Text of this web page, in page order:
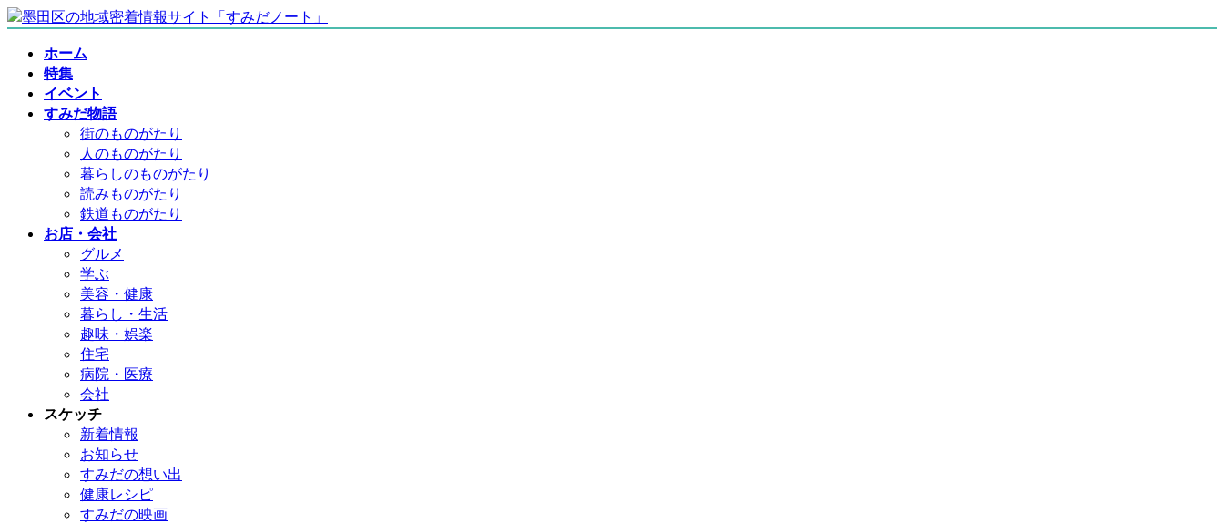
コ
ナ
ホーム
特集
イベント
すみだ物語
街のものがたり
人のものがたり
暮らしのものがたり
読みものがたり
鉄道ものがたり
お店・会社
グルメ
学ぶ
美容・健康
暮らし・生活
趣味・娯楽
住宅
病院・医療
会社
スケッチ
新着情報
お知らせ
すみだの想い出
健康レシピ
すみだの映画